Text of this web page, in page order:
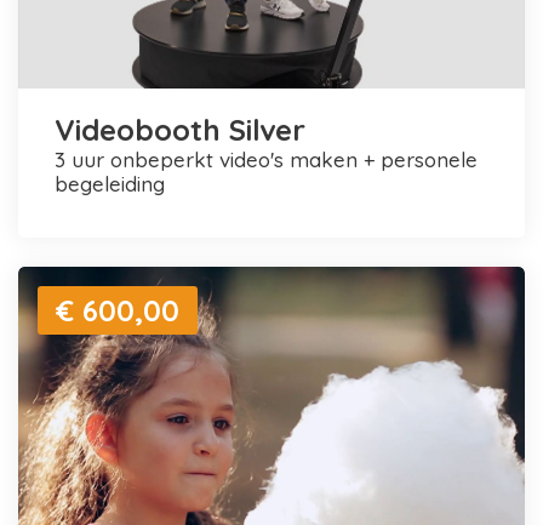
Videobooth Silver
3 uur onbeperkt video's maken + personele
begeleiding
€ 600,00